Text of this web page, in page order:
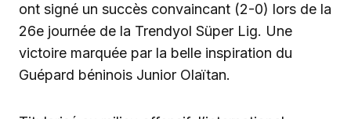
ont signé un succès convaincant (2-0) lors de la
26e journée de la Trendyol Süper Lig. Une
victoire marquée par la belle inspiration du
Guépard béninois Junior Olaïtan.